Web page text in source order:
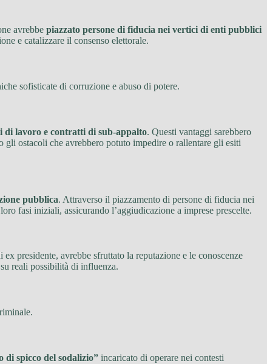
avrebbe piazzato persone di fiducia nei vertici di enti pubblici
e catalizzare il consenso elettorale.
sofisticate di corruzione e abuso di potere.
di lavoro e contratti di sub-appalto. Questi vantaggi sarebbero
gli ostacoli che avrebbero potuto impedire o rallentare gli esiti
pubblica. Attraverso il piazzamento di persone di fiducia nei
fasi iniziali, assicurando l’aggiudicazione a imprese prescelte.
presidente, avrebbe sfruttato la reputazione e le conoscenze
reali possibilità di influenza.
di spicco del sodalizio” incaricato di operare nei contesti